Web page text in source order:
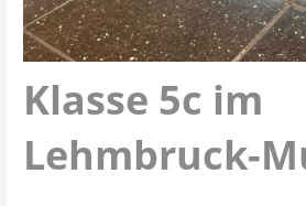
Klasse 5c im
Lehmbruck-